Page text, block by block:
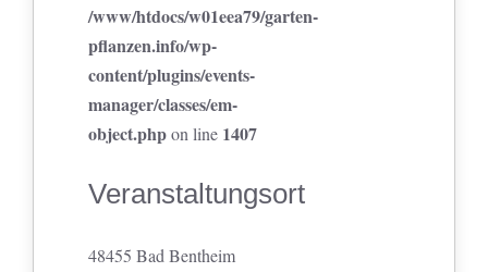
/www/htdocs/w01eea79/garten-
pflanzen.info/wp-
content/plugins/events-
manager/classes/em-
object.phpon line 1407
Veranstaltungsort
48455 Bad Bentheim